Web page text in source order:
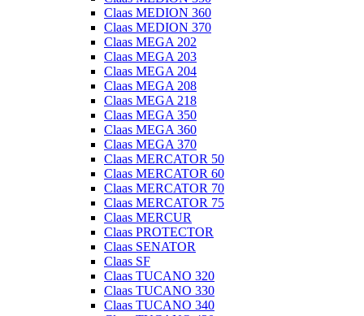
Claas MEDION 360
Claas MEDION 370
Claas MEGA 202
Claas MEGA 203
Claas MEGA 204
Claas MEGA 208
Claas MEGA 218
Claas MEGA 350
Claas MEGA 360
Claas MEGA 370
Claas MERCATOR 50
Claas MERCATOR 60
Claas MERCATOR 70
Claas MERCATOR 75
Claas MERCUR
Claas PROTECTOR
Claas SENATOR
Claas SF
Claas TUCANO 320
Claas TUCANO 330
Claas TUCANO 340